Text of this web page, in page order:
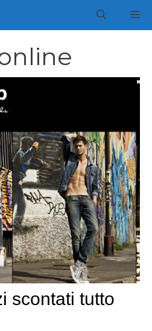
scontati tutto